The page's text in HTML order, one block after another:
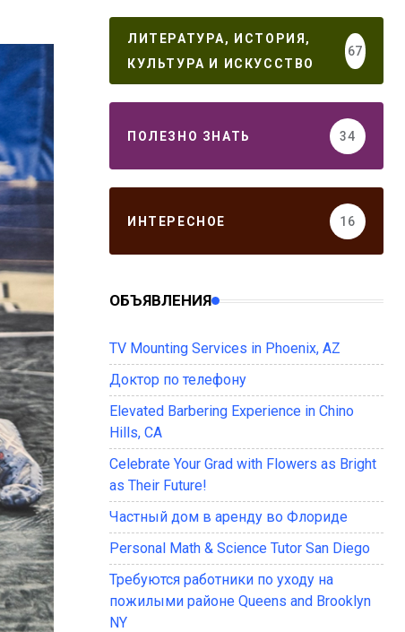
ЛИТЕРАТУРА, ИСТОРИЯ,
КУЛЬТУРА И ИСКУССТВО
67
ПОЛЕЗНО ЗНАТЬ 34
ИНТЕРЕСНОЕ 16
ОБЪЯВЛЕНИЯ
TV Mounting Services in Phoenix, AZ
Доктор по телефону
Elevated Barbering Experience in Chino
Hills, CA
Celebrate Your Grad with Flowers as Bright
as Their Future!
Частный дом в аренду во Флориде
Personal Math & Science Tutor San Diego
Требуются работники по уходу на
пожилыми районе Queens and Brooklyn
NY